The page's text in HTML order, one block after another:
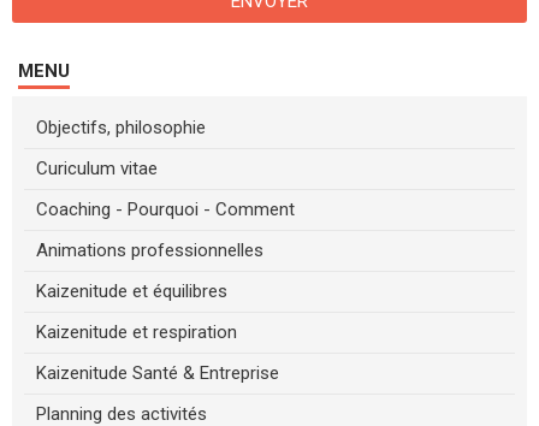
MENU
Objectifs, philosophie
Curiculum vitae
Coaching - Pourquoi - Comment
Animations professionnelles
Kaizenitude et équilibres
Kaizenitude et respiration
Kaizenitude Santé & Entreprise
Planning des activités